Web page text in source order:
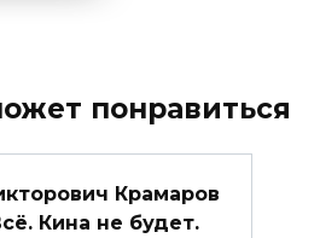
понравиться
Крамаров
Кина не будет.